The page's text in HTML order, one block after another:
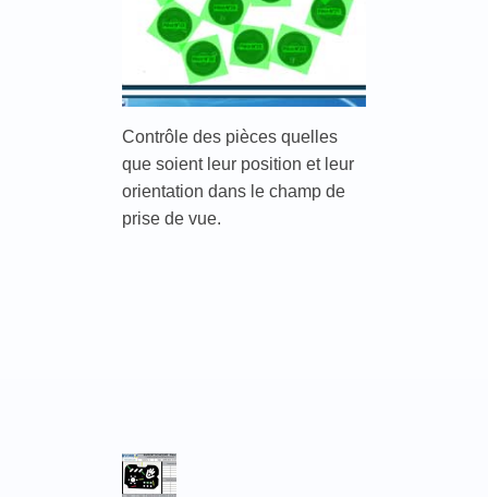
Contrôle des pièces quelles
que soient leur position et leur
orientation dans le champ de
prise de vue.